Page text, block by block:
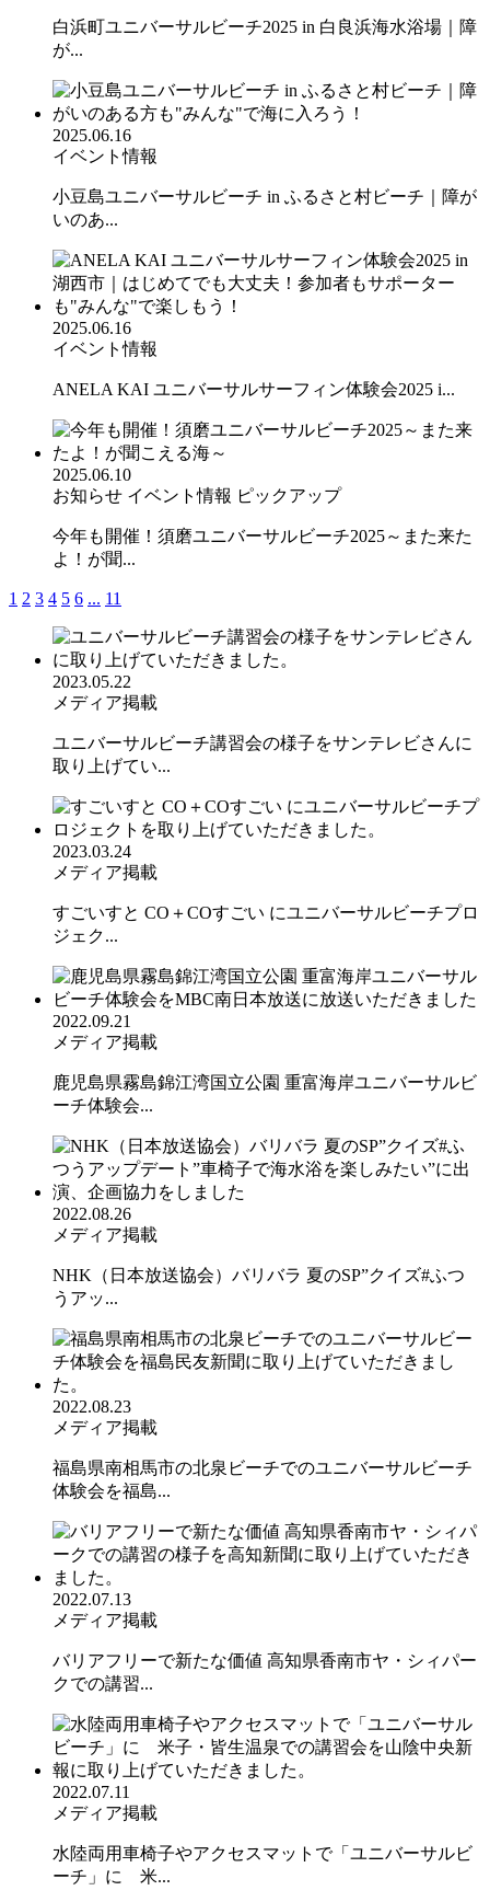
白浜町ユニバーサルビーチ2025 in 白良浜海水浴場｜障
が...
2025.06.16
イベント情報
小豆島ユニバーサルビーチ in ふるさと村ビーチ｜障が
いのあ...
2025.06.16
イベント情報
ANELA KAI ユニバーサルサーフィン体験会2025 i...
2025.06.10
お知らせ イベント情報 ピックアップ
今年も開催！須磨ユニバーサルビーチ2025～また来た
よ！が聞...
1 2 3 4 5 6 ... 11
2023.05.22
メディア掲載
ユニバーサルビーチ講習会の様子をサンテレビさんに
取り上げてい...
2023.03.24
メディア掲載
すごいすと CO＋COすごい にユニバーサルビーチプロ
ジェク...
2022.09.21
メディア掲載
鹿児島県霧島錦江湾国立公園 重富海岸ユニバーサルビ
ーチ体験会...
2022.08.26
メディア掲載
NHK（日本放送協会）バリバラ 夏のSP”クイズ#ふつ
うアッ...
2022.08.23
メディア掲載
福島県南相馬市の北泉ビーチでのユニバーサルビーチ
体験会を福島...
2022.07.13
メディア掲載
バリアフリーで新たな価値 高知県香南市ヤ・シィパー
クでの講習...
2022.07.11
メディア掲載
水陸両用車椅子やアクセスマットで「ユニバーサルビ
ーチ」に 米...